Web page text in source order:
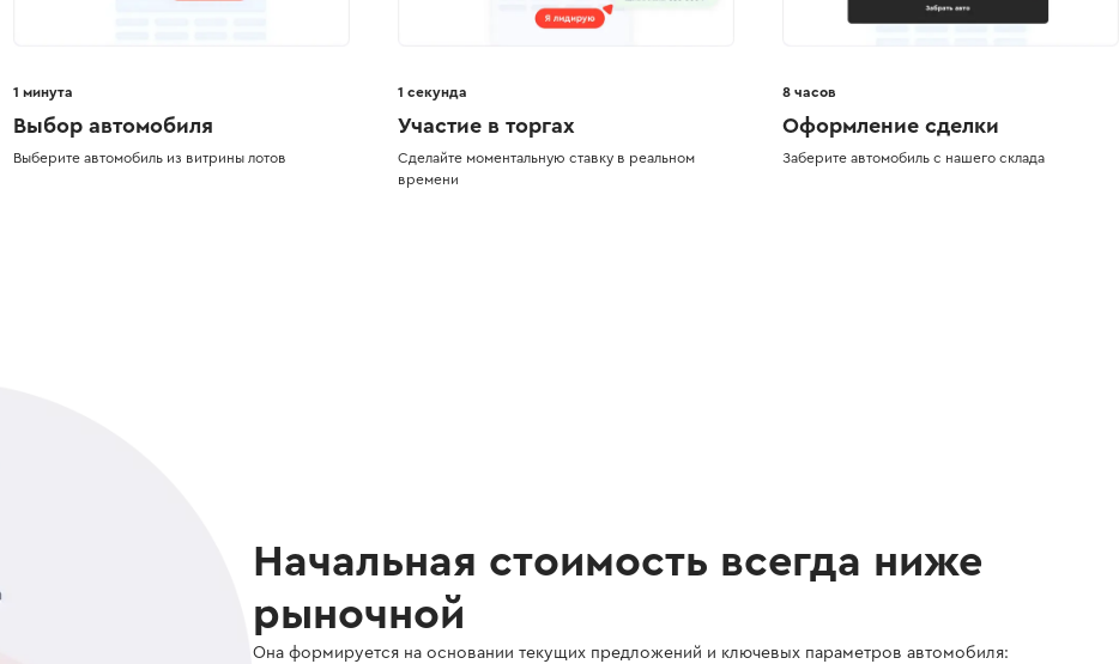
1 минута
Выбор автомобиля
Выберите автомобиль из витрины лотов
1 секунда
Участие в торгах
Сделайте моментальную ставку в реальном
времени
8 часов
Оформление сделки
Заберите автомобиль с нашего склада
Начальная стоимость всегда ниже
рыночной
Она формируется на основании текущих предложений и ключевых параметров автомобиля: